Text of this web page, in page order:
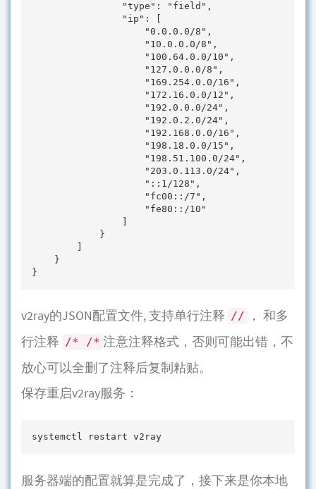
                "type": "field",
                "ip": [
                    "0.0.0.0/8",
                    "10.0.0.0/8",
                    "100.64.0.0/10",
                    "127.0.0.0/8",
                    "169.254.0.0/16",
                    "172.16.0.0/12",
                    "192.0.0.0/24",
                    "192.0.2.0/24",
                    "192.168.0.0/16",
                    "198.18.0.0/15",
                    "198.51.100.0/24",
                    "203.0.113.0/24",
                    "::1/128",
                    "fc00::/7",
                    "fe80::/10"
            }
    }
}
v2ray的JSON配置文件, 支持单行注释 //
， 和多
行注释 /* /* 注意注释格式，否则可能出错，不
放心可以全删了注释后复制粘贴。
保存重启v2ray服务：
systemctl restart v2ray
服务器端的配置就算是完成了，接下来是你本地